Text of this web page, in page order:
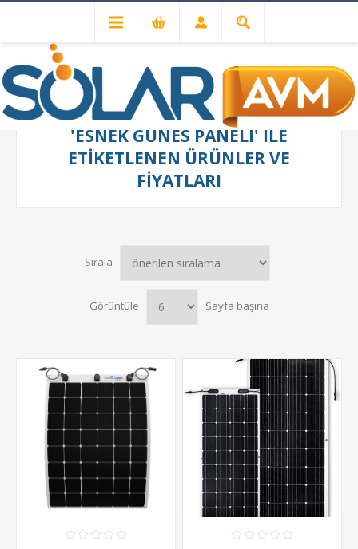
'ESNEK GUNES PANELI' ILE
ETIKETLENEN ÜRÜNLER VE
FIYATLARI
Sırala
Görüntüle Sayfa başına